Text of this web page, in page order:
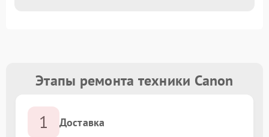
Этапы ремонта техники Canon
1 Доставка